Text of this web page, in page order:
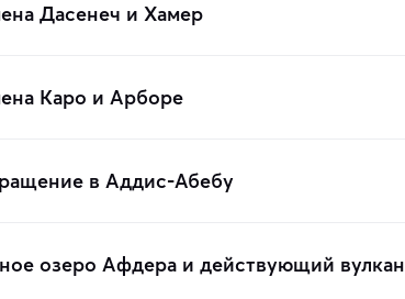
Дасенеч и Хамер
Каро и Арборе
в Аддис-Абебу
озеро Афдера и действующий вулкан